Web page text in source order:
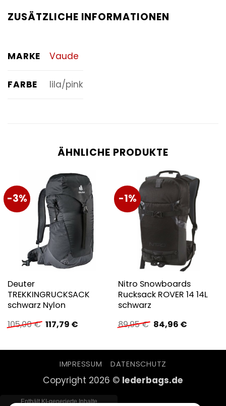
ZUSÄTZLICHE INFORMATIONEN
MARKE Vaude
FARBE lila/pink
ÄHNLICHE PRODUKTE
-3%
Deuter
TREKKINGRUCKSACK
schwarz Nylon
105,00€ Ursprünglicher
Preis
105,00 €
117,79 €Aktueller
117,79 €.
-1%
Nitro Snowboards
Rucksack ROVER 14 14L
schwarz
89,95€ Ursprünglicher
Preis
89,95 €
84,96 €Aktueller
84,96 €.
IMPRESSUM DATENSCHUTZ
Copyright 2026 © lederbags.de